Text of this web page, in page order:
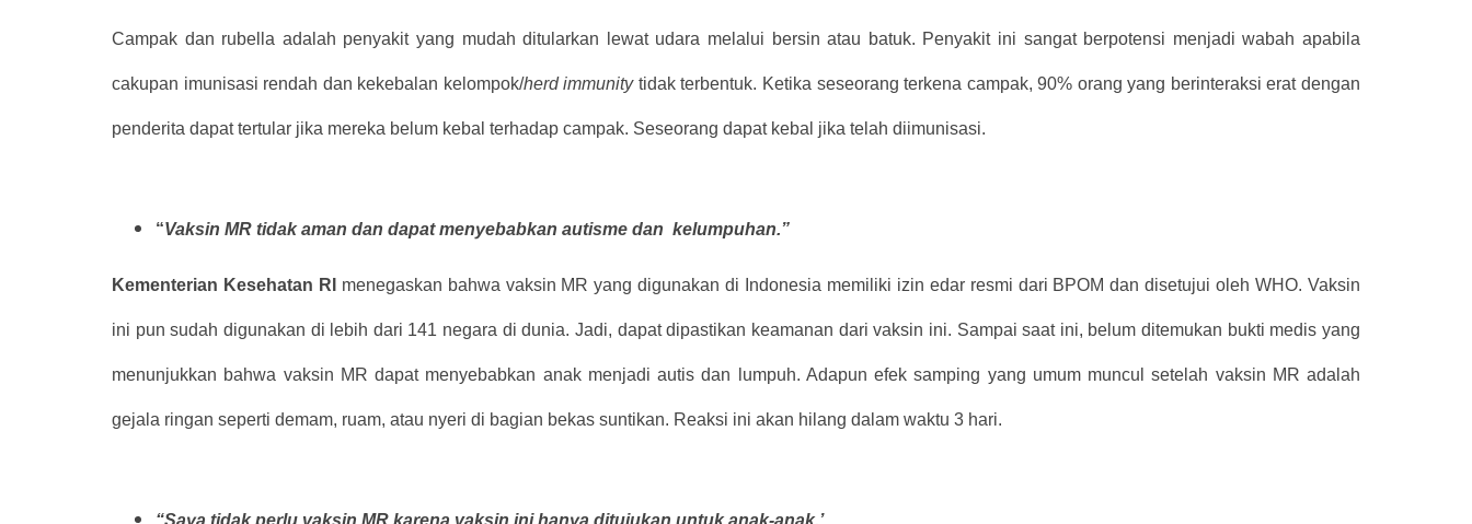
Campak dan rubella adalah penyakit yang mudah ditularkan lewat udara melalui bersin atau batuk. Penyakit ini sangat berpotensi menjadi wabah apabila
cakupan imunisasi rendah dan kekebalan kelompok/herd immunity tidak terbentuk. Ketika seseorang terkena campak, 90% orang yang berinteraksi erat dengan
penderita dapat tertular jika mereka belum kebal terhadap campak. Seseorang dapat kebal jika telah diimunisasi.
“Vaksin MR tidak aman dan dapat menyebabkan autisme dan kelumpuhan.”
Kementerian Kesehatan RI menegaskan bahwa vaksin MR yang digunakan di Indonesia memiliki izin edar resmi dari BPOM dan disetujui oleh WHO. Vaksin
ini pun sudah digunakan di lebih dari 141 negara di dunia. Jadi, dapat dipastikan keamanan dari vaksin ini. Sampai saat ini, belum ditemukan bukti medis yang
menunjukkan bahwa vaksin MR dapat menyebabkan anak menjadi autis dan lumpuh. Adapun efek samping yang umum muncul setelah vaksin MR adalah
gejala ringan seperti demam, ruam, atau nyeri di bagian bekas suntikan. Reaksi ini akan hilang dalam waktu 3 hari.
“Saya tidak perlu vaksin MR karena vaksin ini hanya ditujukan untuk anak-anak.’